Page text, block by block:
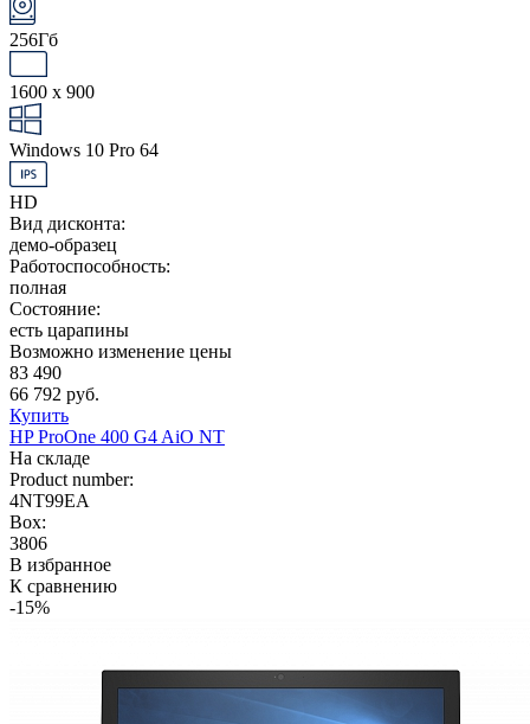
256Гб
1600 x 900
Windows 10 Pro 64
HD
Вид дисконта:
демо-образец
Работоспособность:
полная
Состояние:
есть царапины
Возможно изменение цены
83 490
66 792 руб.
Купить
HP ProOne 400 G4 AiO NT
На складе
Product number:
4NT99EA
Box:
3806
В избранное
К сравнению
-15%